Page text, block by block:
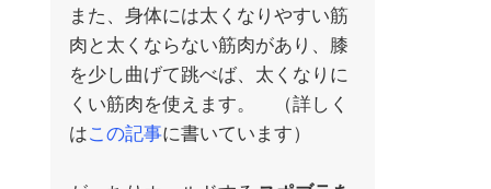
また、身体には太くなりやすい筋
肉と太くならない筋肉があり、膝
を少し曲げて跳べば、太くなりに
くい筋肉を使えます。 （詳しく
はこの記事に書いています）